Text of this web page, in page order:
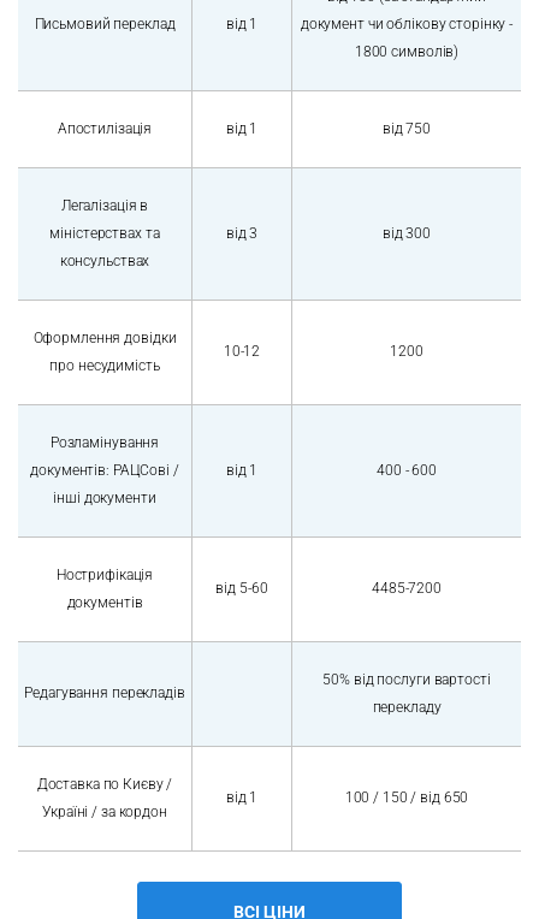
Письмовий переклад від 1
документ чи облікову сторінку -
1800 символів)
Апостилізація від 1 від 750
Легалізація в
міністерствах та
консульствах
від 3 від 300
Оформлення довідки
про несудимість
10-12 1200
Розламінування
документів: РАЦСові /
інші документи
від 1 400 - 600
Нострифікація
документів
від 5-60 4485-7200
Редагування перекладів
50% від послуги вартості
перекладу
Доставка по Києву /
Україні / за кордон
від 1 100 / 150 / від 650
ВСІ ЦІНИ